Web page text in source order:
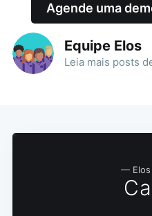
Agende uma
Equipe Elos
Leia mais posts
—